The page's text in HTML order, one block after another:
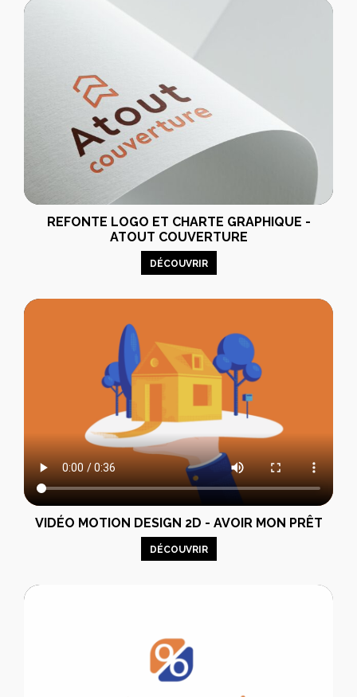
REFONTE LOGO ET CHARTE GRAPHIQUE -
ATOUT COUVERTURE
DÉCOUVRIR
VIDÉO MOTION DESIGN 2D - AVOIR MON PRÊT
DÉCOUVRIR